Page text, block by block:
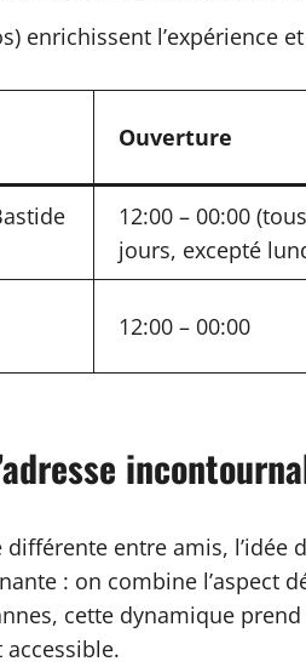
enrichissent l’expérience
Ouverture
12:00 – 00:00
jours, excepté
12:00 – 00:00
entre amis, l’idée
: on combine
cette dynamique